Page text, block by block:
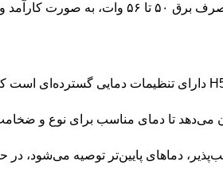
مصرف انرژی عمل می‌کند.
می‌دهد تا دمای مناسب برای نوع و
دماهای پایین‌تر توصیه می‌شود، در